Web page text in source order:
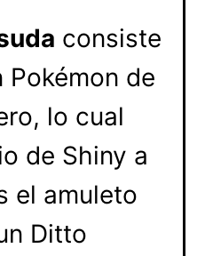
consiste
Pokémon de
lo cual
de Shiny a
el amuleto
Ditto